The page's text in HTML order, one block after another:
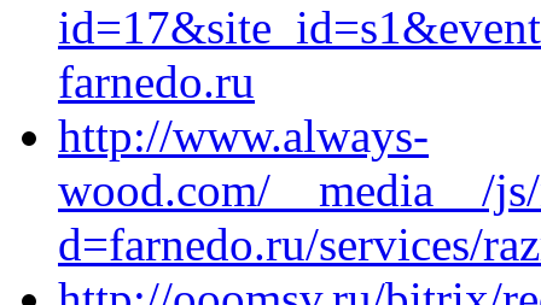
farnedo.ru
http://www.always-
wood.com/__media__/
d=farnedo.ru/services/